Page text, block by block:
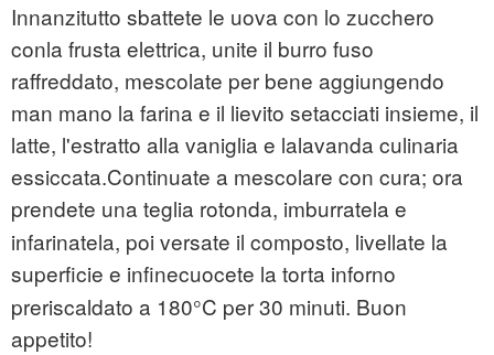
Innanzitutto sbattete le uova con lo zucchero
conla frusta elettrica, unite il burro fuso
raffreddato, mescolate per bene aggiungendo
man mano la farina e il lievito setacciati insieme, il
latte, l'estratto alla vaniglia e lalavanda culinaria
essiccata.Continuate a mescolare con cura; ora
prendete una teglia rotonda, imburratela e
infarinatela, poi versate il composto, livellate la
superficie e infinecuocete la torta inforno
preriscaldato a 180°C per 30 minuti. Buon
appetito!